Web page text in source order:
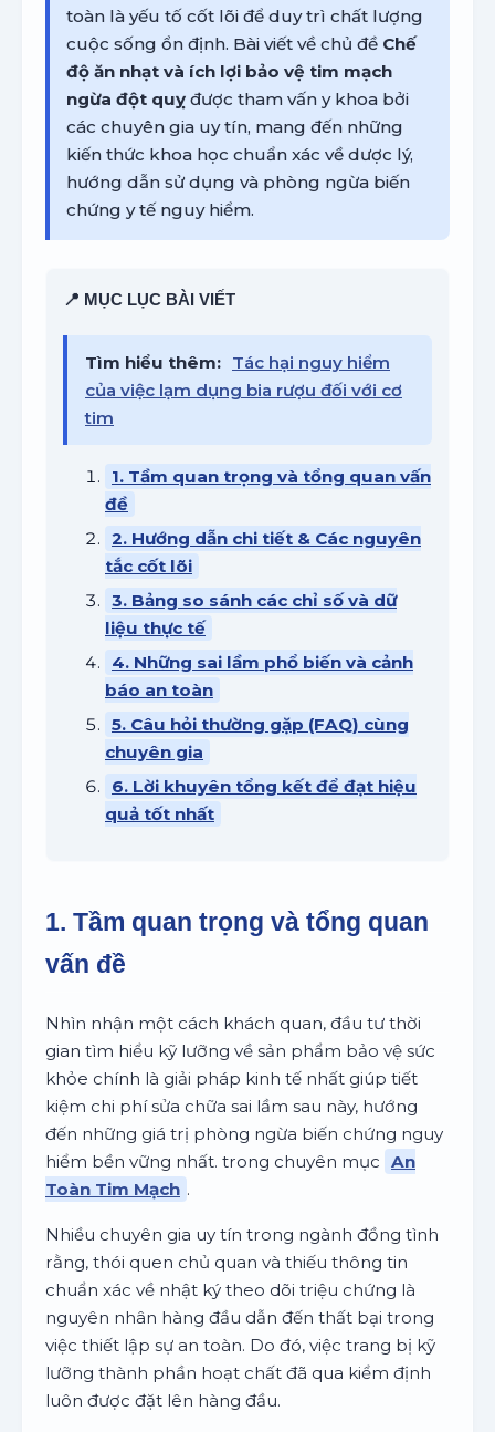
toàn là yếu tố cốt lõi để duy trì chất lượng
cuộc sống ổn định. Bài viết về chủ đề Chế
độ ăn nhạt và ích lợi bảo vệ tim mạch
ngừa đột quỵ được tham vấn y khoa bởi
các chuyên gia uy tín, mang đến những
kiến thức khoa học chuẩn xác về dược lý,
hướng dẫn sử dụng và phòng ngừa biến
chứng y tế nguy hiểm.
📍 MỤC LỤC BÀI VIẾT
Tìm hiểu thêm: Tác hại nguy hiểm
của việc lạm dụng bia rượu đối với cơ
tim
1. Tầm quan trọng và tổng quan vấn
đề
2. Hướng dẫn chi tiết & Các nguyên
tắc cốt lõi
3. Bảng so sánh các chỉ số và dữ
liệu thực tế
4. Những sai lầm phổ biến và cảnh
báo an toàn
5. Câu hỏi thường gặp (FAQ) cùng
chuyên gia
6. Lời khuyên tổng kết để đạt hiệu
quả tốt nhất
1. Tầm quan trọng và tổng quan
vấn đề
Nhìn nhận một cách khách quan, đầu tư thời
gian tìm hiểu kỹ lưỡng về sản phẩm bảo vệ sức
khỏe chính là giải pháp kinh tế nhất giúp tiết
kiệm chi phí sửa chữa sai lầm sau này, hướng
đến những giá trị phòng ngừa biến chứng nguy
hiểm bền vững nhất. trong chuyên mục An
Toàn Tim Mạch .
Nhiều chuyên gia uy tín trong ngành đồng tình
rằng, thói quen chủ quan và thiếu thông tin
chuẩn xác về nhật ký theo dõi triệu chứng là
nguyên nhân hàng đầu dẫn đến thất bại trong
việc thiết lập sự an toàn. Do đó, việc trang bị kỹ
lưỡng thành phần hoạt chất đã qua kiểm định
luôn được đặt lên hàng đầu.